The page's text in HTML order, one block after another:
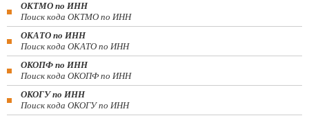
ОКТМО по ИНН
Поиск кода ОКТМО по ИНН
ОКАТО по ИНН
Поиск кода ОКАТО по ИНН
ОКОПФ по ИНН
Поиск кода ОКОПФ по ИНН
ОКОГУ по ИНН
Поиск кода ОКОГУ по ИНН